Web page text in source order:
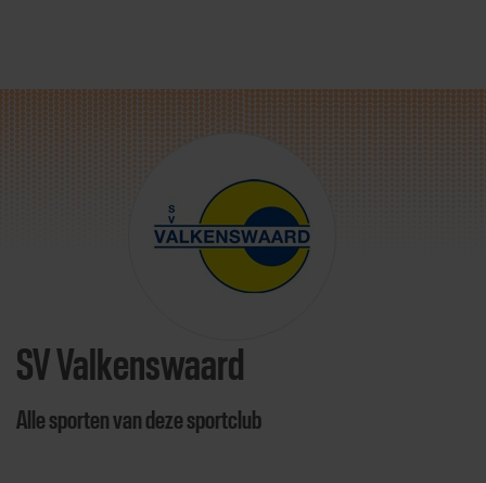
Direct door naar content
SV Valkenswaard
Alle sporten van deze sportclub